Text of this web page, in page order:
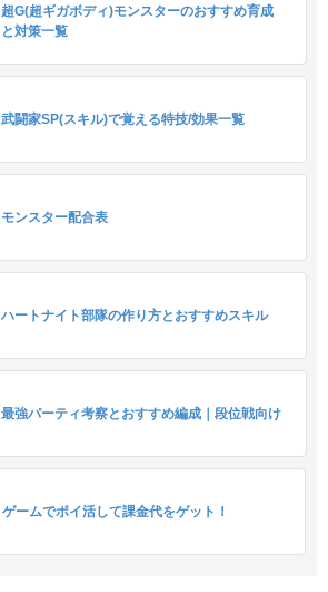
超G(超ギガボディ)モンスターのおすすめ育成
と対策一覧
武闘家SP(スキル)で覚える特技/効果一覧
モンスター配合表
ハートナイト部隊の作り方とおすすめスキル
最強パーティ考察とおすすめ編成｜段位戦向け
ゲームでポイ活して課金代をゲット！